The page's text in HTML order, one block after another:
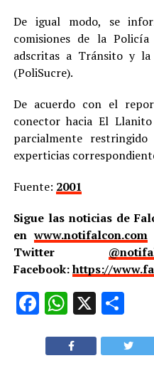
De igual modo, se
comisiones de la
adscritas a Tránsito y
(PoliSucre).
De acuerdo con el
conector hacia El
parcialmente
experticias
Fuente: 2001
Sigue las noticias de
enwww.notifalcon.com
Twitter
Facebook:https://
Facebook
X